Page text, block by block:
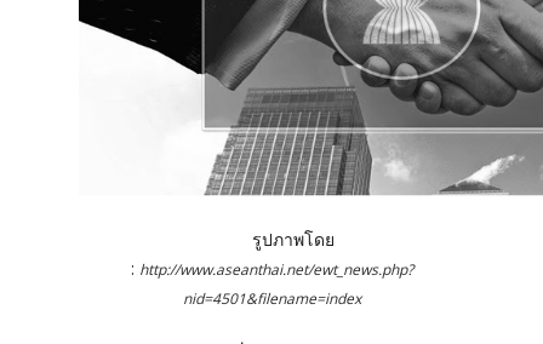
รูปภาพโดย
: http://www.aseanthai.net/ewt_news.php?
nid=4501&filename=index